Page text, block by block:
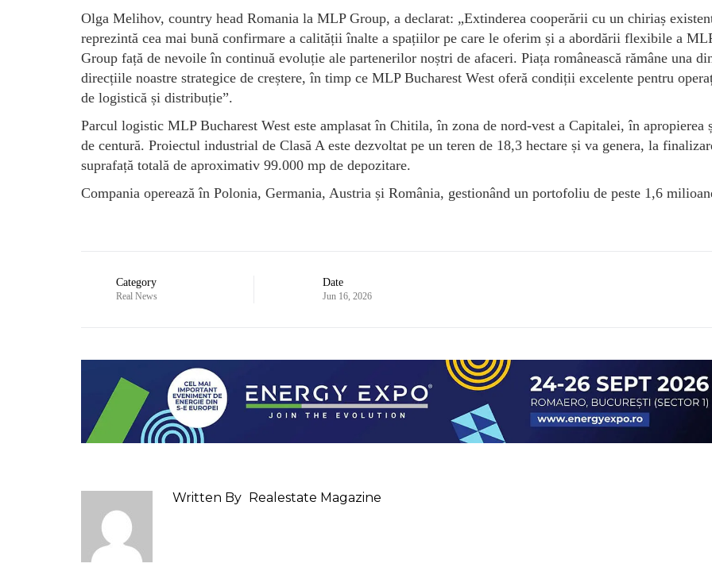
Olga Melihov, country head Romania la MLP Group, a declarat: „Extinderea cooperării cu un chiriaș
reprezintă cea mai bună confirmare a calității înalte a spațiilor pe care le oferim și a abordării flexibile a
Group față de nevoile în continuă evoluție ale partenerilor noștri de afaceri. Piața românească rămâne una
direcțiile noastre strategice de creștere, în timp ce MLP Bucharest West oferă condiții excelente pentru
de logistică și distribuție”.
Parcul logistic MLP Bucharest West este amplasat în Chitila, în zona de nord-vest a Capitalei, în apropierea
de centură. Proiectul industrial de Clasă A este dezvoltat pe un teren de 18,3 hectare și va genera, la
suprafață totală de aproximativ 99.000 mp de depozitare.
Compania operează în Polonia, Germania, Austria și România, gestionând un portofoliu de peste 1,6
Category
Real News
Date
Jun 16, 2026
Written By Realestate Magazine